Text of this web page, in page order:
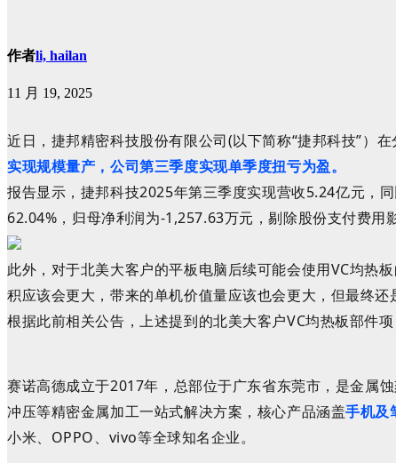
作者li, hailan
11 月 19, 2025
近日，捷邦精密科技股份有限公司(以下简称“捷邦科技”）
实现规模量产，公司第三季度实现单季度扭亏为盈。
报告显示， 捷邦科技2025年第三季度实现营收5.24亿元，
62.04%，归母净利润为-1,257.63万元，剔除股份支付费用
此外，对于北美大客户的平板电脑后续可能会使用VC均热
积应该会更大，带来的单机价值量应该也会更大，但最终还
根据此前相关公告，上述提到的北美大客户VC均热板部件
赛诺高德成立于2017年，总部位于广东省东莞市，是金属
冲压等精密金属加工一站式解决方案，核心产品涵盖手机及
小米、OPPO、vivo等全球知名企业。